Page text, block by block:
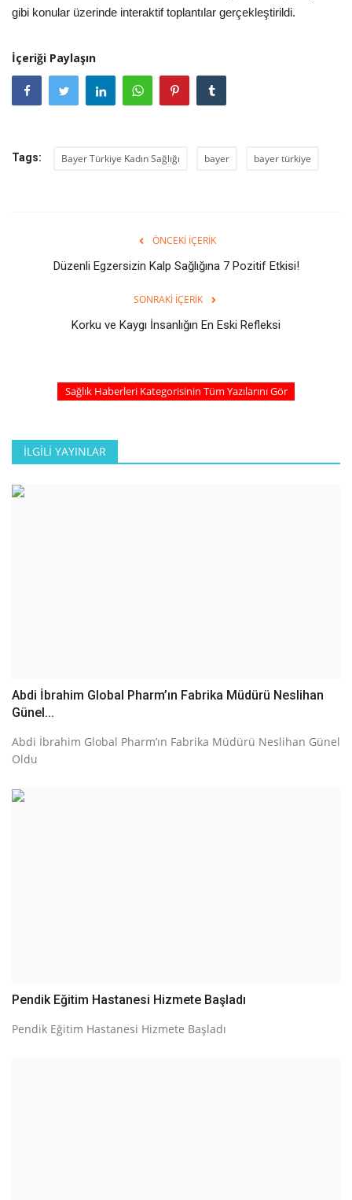
gibi konular üzerinde interaktif toplantılar gerçekleştirildi.
İçeriği Paylaşın
Tags: Bayer Türkiye Kadın Sağlığı bayer bayer türkiye
ÖNCEKI İÇERIK
Düzenli Egzersizin Kalp Sağlığına 7 Pozitif Etkisi!
SONRAKI İÇERIK
Korku ve Kaygı İnsanlığın En Eski Refleksi
Sağlık Haberleri Kategorisinin Tüm Yazılarını Gör
İLGILI YAYINLAR
Abdi İbrahim Global Pharm’ın Fabrika Müdürü Neslihan
Günel...
Abdi İbrahim Global Pharm’ın Fabrika Müdürü Neslihan Günel
Oldu
Pendik Eğitim Hastanesi Hizmete Başladı
Pendik Eğitim Hastanesi Hizmete Başladı